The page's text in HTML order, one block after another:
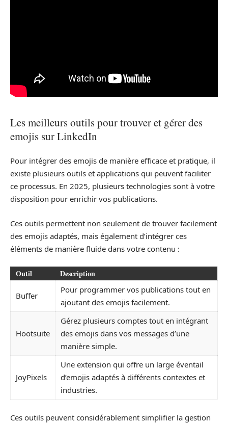
Les meilleurs outils pour trouver et gérer des
emojis sur LinkedIn
Pour intégrer des emojis de manière efficace et pratique, il
existe plusieurs outils et applications qui peuvent faciliter
ce processus. En 2025, plusieurs technologies sont à votre
disposition pour enrichir vos publications.
Ces outils permettent non seulement de trouver facilement
des emojis adaptés, mais également d’intégrer ces
éléments de manière fluide dans votre contenu :
Outil Description
Buffer
Pour programmer vos publications tout en
ajoutant des emojis facilement.
Hootsuite
Gérez plusieurs comptes tout en intégrant
des emojis dans vos messages d’une
manière simple.
JoyPixels
Une extension qui offre un large éventail
d’emojis adaptés à différents contextes et
industries.
Ces outils peuvent considérablement simplifier la gestion